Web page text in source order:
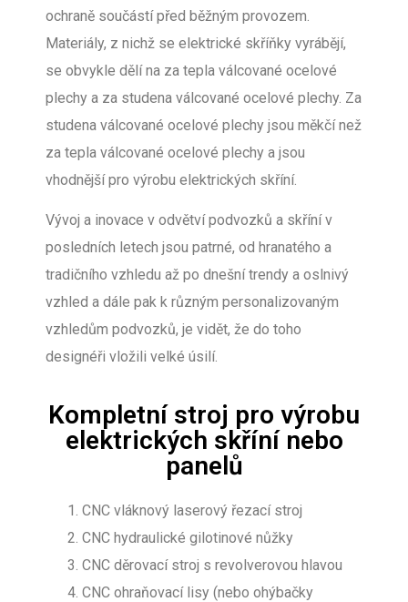
ochraně součástí před běžným provozem.
Materiály, z nichž se elektrické skříňky vyrábějí,
se obvykle dělí na za tepla válcované ocelové
plechy a za studena válcované ocelové plechy. Za
studena válcované ocelové plechy jsou měkčí než
za tepla válcované ocelové plechy a jsou
vhodnější pro výrobu elektrických skříní.
Vývoj a inovace v odvětví podvozků a skříní v
posledních letech jsou patrné, od hranatého a
tradičního vzhledu až po dnešní trendy a oslnivý
vzhled a dále pak k různým personalizovaným
vzhledům podvozků, je vidět, že do toho
designéři vložili velké úsilí.
Kompletní stroj pro výrobu
elektrických skříní nebo
panelů
CNC vláknový laserový řezací stroj
CNC hydraulické gilotinové nůžky
CNC děrovací stroj s revolverovou hlavou
CNC ohraňovací lisy (nebo ohýbačky